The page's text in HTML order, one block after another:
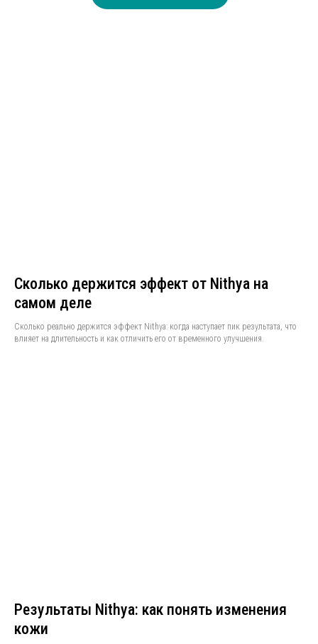
Сколько держится эффект от Nithya на
самом деле
Сколько реально держится эффект Nithya: когда наступает пик результата, что
влияет на длительность и как отличить его от временного улучшения.
Результаты Nithya: как понять изменения
кожи